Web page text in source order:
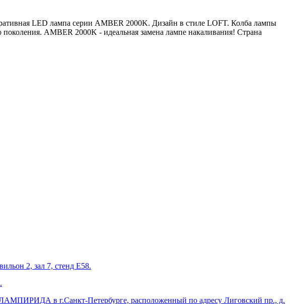
LED лампа серии AMBER 2000K. Дизайн в стиле LOFT. Колба лампы
AMBER 2000K - идеальная замена лампе накаливания! Страна
2, зал 7, стенд Е58.
в г.Санкт-Петербурге, расположенный по адресу Лиговский пр., д.